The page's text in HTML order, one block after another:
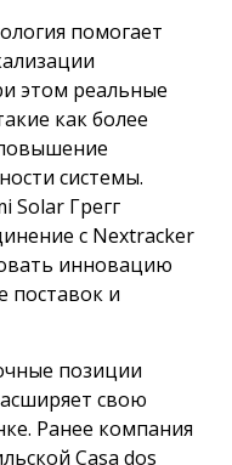
помогает
этом реальные
как более
системы.
Solar Грегг
с Nextracker
инновацию
поставок и
позиции
свою
Ранее компания
Casa dos